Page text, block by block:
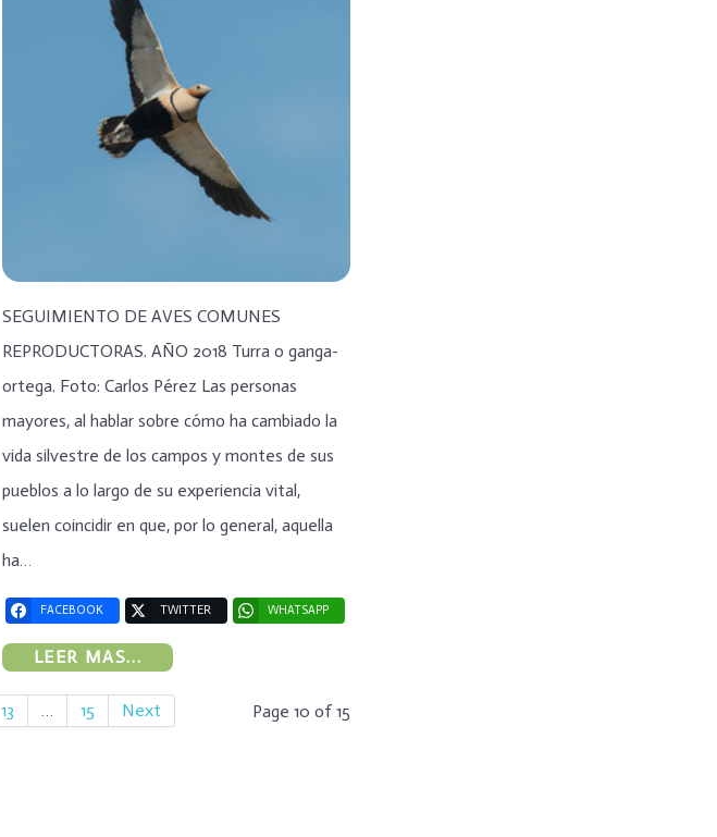
SEGUIMIENTO DE AVES COMUNES
REPRODUCTORAS. AÑO 2018 Turra o ganga-
ortega. Foto: Carlos Pérez Las personas
mayores, al hablar sobre cómo ha cambiado la
vida silvestre de los campos y montes de sus
pueblos a lo largo de su experiencia vital,
suelen coincidir en que, por lo general, aquella
ha…
FACEBOOK TWITTER WHATSAPP
LEER MAS...
Page 10 of 15
13 … 15 Next